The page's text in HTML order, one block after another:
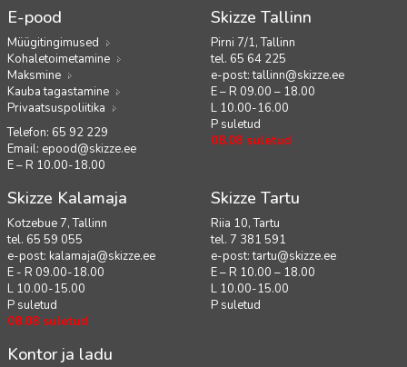
E-pood
Müügitingimused
Kohaletoimetamine
Maksmine
Kauba tagastamine
Privaatsuspoliitika
Telefon: 65 92 229
Email: epood@skizze.ee
E – R 10.00-18.00
Skizze Tallinn
Pirni 7/1, Tallinn
tel. 65 64 225
e-post:tallinn@skizze.ee
E – R 09.00 – 18.00
L 10.00-16.00
P suletud
08.08 suletud
Skizze Kalamaja
Kotzebue 7, Tallinn
tel. 65 59 055
e-post: kalamaja@skizze.ee
E - R 09.00-18.00
L 10.00-15.00
P suletud
08.08 suletud
Skizze Tartu
Riia 10, Tartu
tel. 7 381 591
e-post:tartu@skizze.ee
E – R 10.00 – 18.00
L 10.00-15.00
P suletud
Kontor ja ladu